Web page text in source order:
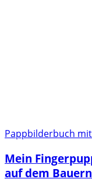
Pappbilderbuch
Mein
auf dem